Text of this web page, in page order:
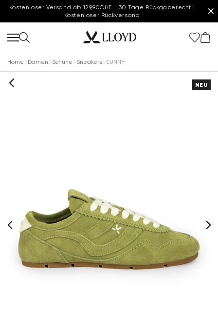
Kostenloser Versand ab 129,90CHF | 30 Tage Rückgaberecht |
Kostenloser Rückversand
✕
Home Damen Schuhe Sneakers SUNNY
NEU